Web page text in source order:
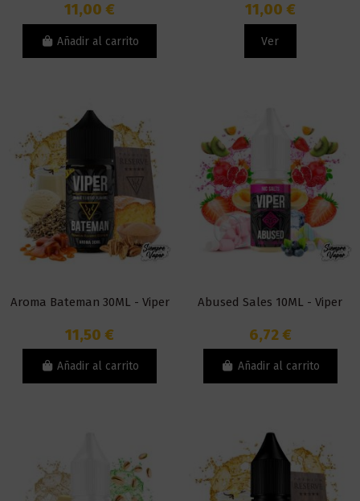
11,00 €
Añadir al carrito
11,00 €
Ver
Aroma Bateman 30ML - Viper
11,50 €
Añadir al carrito
Abused Sales 10ML - Viper
6,72 €
Añadir al carrito